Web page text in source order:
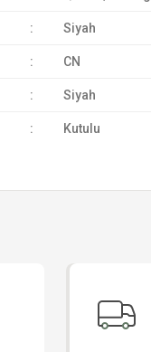
: Siyah
: CN
: Siyah
: Kutulu